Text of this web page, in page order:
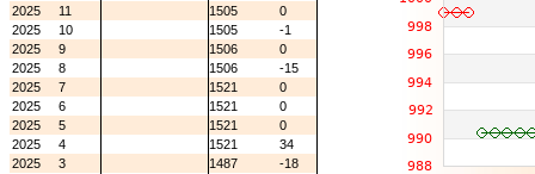
2025
11 1505
0
2025
10 1505
-1
2025
9 1506
0
2025
8 1506
-15
2025
7 1521
0
2025
6 1521
0
2025
5 1521
0
2025
4 1521
34
2025
3 1487
-18